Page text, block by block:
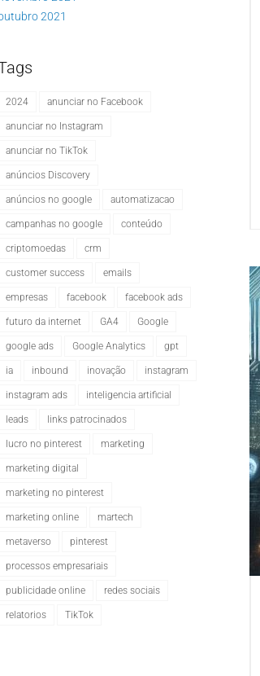
2021
2024 anunciar no Facebook
anunciar no Instagram
anunciar no TikTok
anúncios Discovery
anúncios no google automatizacao
campanhas no google conteúdo
criptomoedas crm
customer success emails
empresas facebook facebook ads
futuro da internet GA4 Google
google ads Google Analytics gpt
ia inbound inovação instagram
instagram ads inteligencia artificial
leads links patrocinados
lucro no pinterest marketing
marketing digital
marketing no pinterest
marketing online martech
metaverso pinterest
processos empresariais
publicidade online redes sociais
relatorios TikTok